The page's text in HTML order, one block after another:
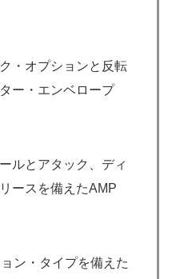
・オプションと反転
ー・エンベロープ
ルとアタック、ディ
ースを備えたAMP
ン・タイプを備えた